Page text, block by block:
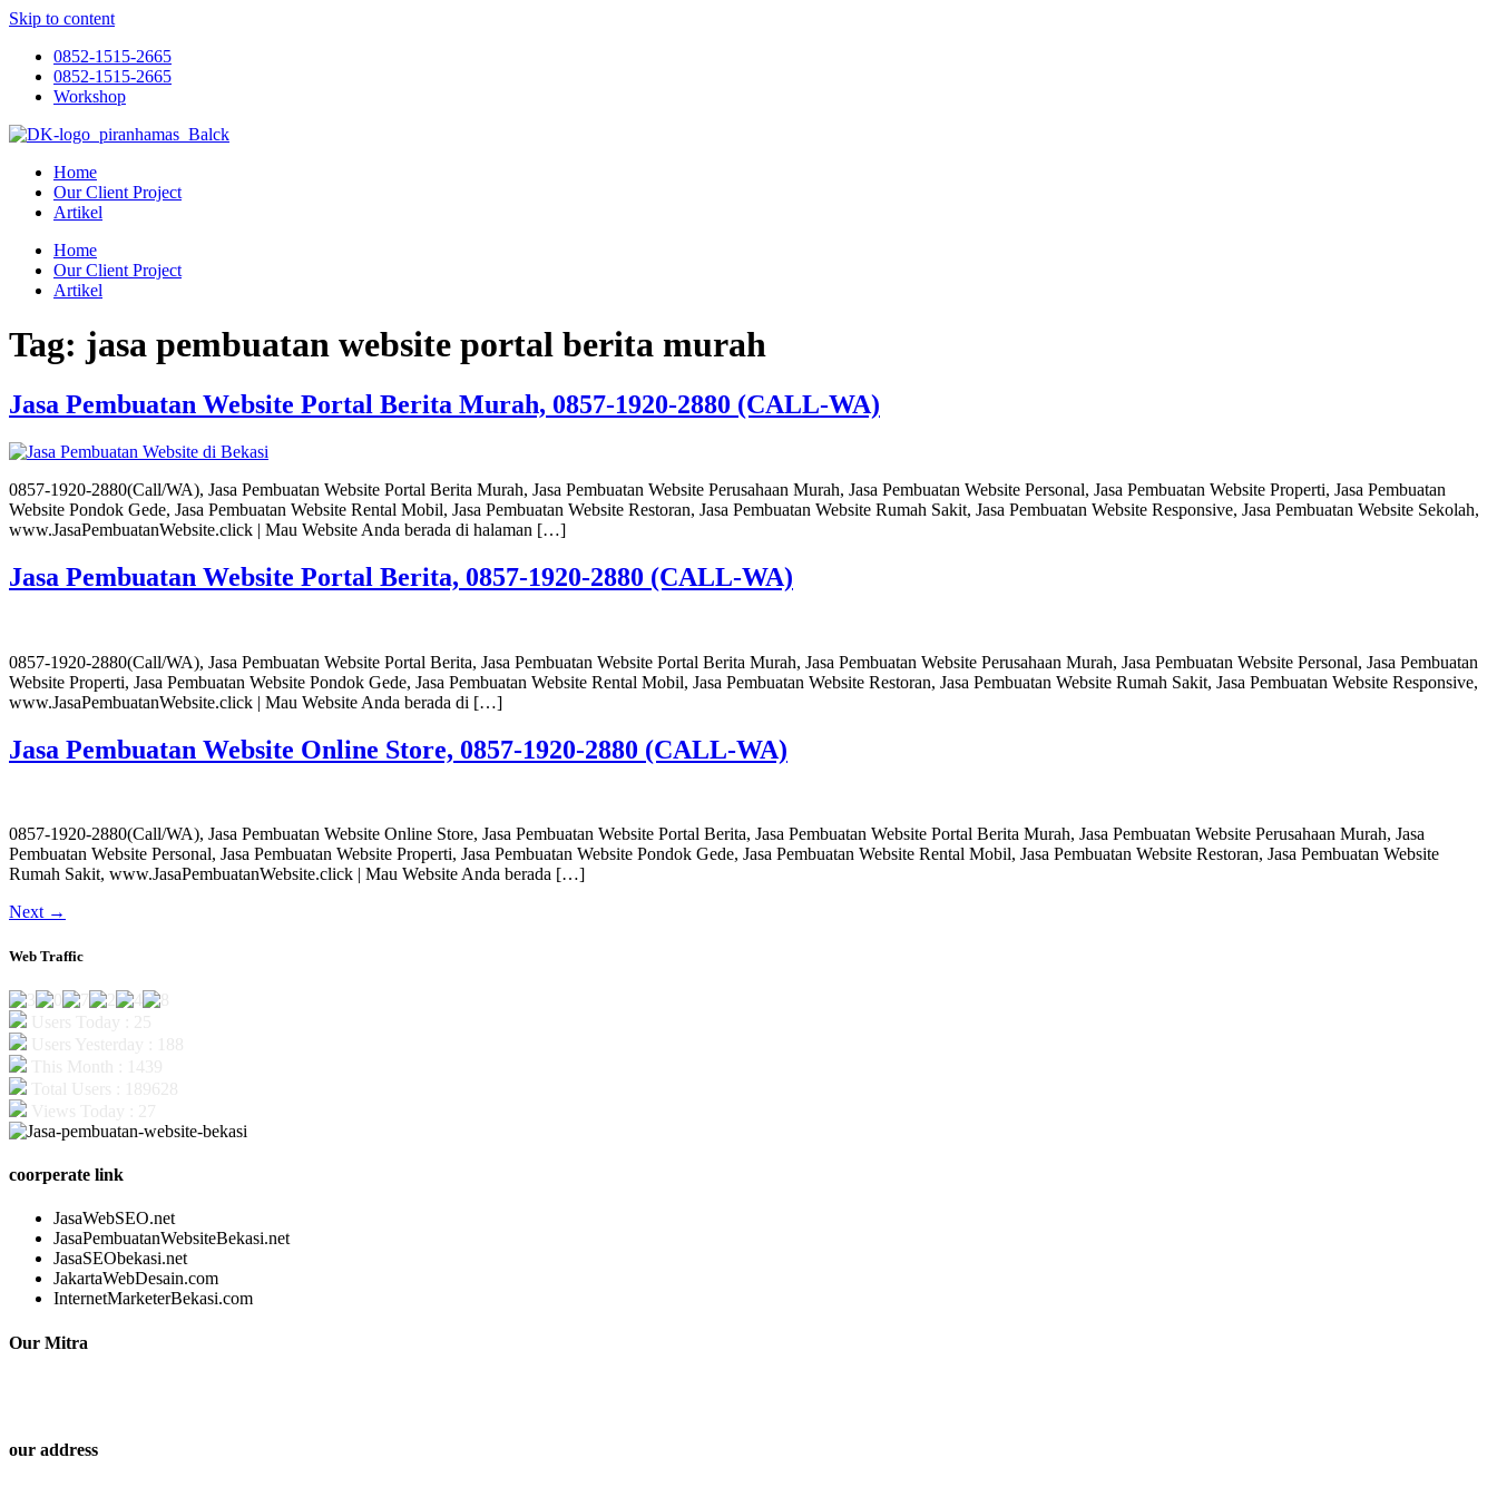
Skip to content
0852-1515-2665
0852-1515-2665
Workshop
Home
Our Client Project
Artikel
Home
Our Client Project
Artikel
Tag: jasa pembuatan website portal berita murah
Jasa Pembuatan Website Portal Berita Murah, 0857-1920-2880 (CALL-WA)
0857-1920-2880(Call/WA), Jasa Pembuatan Website Portal Berita Murah, Jasa Pembuatan Website Perusahaan Murah, Jasa Pembuatan Website Personal, Jasa Pembuatan Website Properti, Jasa Pembuatan
Website Pondok Gede, Jasa Pembuatan Website Rental Mobil, Jasa Pembuatan Website Restoran, Jasa Pembuatan Website Rumah Sakit, Jasa Pembuatan Website Responsive, Jasa Pembuatan Website Sekolah,
www.JasaPembuatanWebsite.click | Mau Website Anda berada di halaman […]
Jasa Pembuatan Website Portal Berita, 0857-1920-2880 (CALL-WA)
0857-1920-2880(Call/WA), Jasa Pembuatan Website Portal Berita, Jasa Pembuatan Website Portal Berita Murah, Jasa Pembuatan Website Perusahaan Murah, Jasa Pembuatan Website Personal, Jasa Pembuatan
Website Properti, Jasa Pembuatan Website Pondok Gede, Jasa Pembuatan Website Rental Mobil, Jasa Pembuatan Website Restoran, Jasa Pembuatan Website Rumah Sakit, Jasa Pembuatan Website Responsive,
www.JasaPembuatanWebsite.click | Mau Website Anda berada di […]
Jasa Pembuatan Website Online Store, 0857-1920-2880 (CALL-WA)
0857-1920-2880(Call/WA), Jasa Pembuatan Website Online Store, Jasa Pembuatan Website Portal Berita, Jasa Pembuatan Website Portal Berita Murah, Jasa Pembuatan Website Perusahaan Murah, Jasa
Pembuatan Website Personal, Jasa Pembuatan Website Properti, Jasa Pembuatan Website Pondok Gede, Jasa Pembuatan Website Rental Mobil, Jasa Pembuatan Website Restoran, Jasa Pembuatan Website
Rumah Sakit, www.JasaPembuatanWebsite.click | Mau Website Anda berada […]
Next →
Web Traffic
coorperate link
JasaWebSEO.net
JasaPembuatanWebsiteBekasi.net
JasaSEObekasi.net
JakartaWebDesain.com
InternetMarketerBekasi.com
Our Mitra
our address